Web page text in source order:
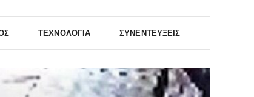
ΤΕΧΝΟΛΟΓΊΑ ΣΥΝΕΝΤΕΎΞΕΙΣ